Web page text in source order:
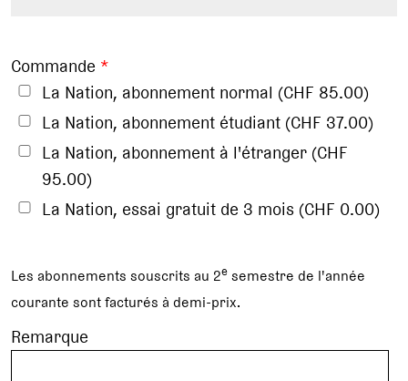
Commande *
La Nation, abonnement normal (CHF 85.00)
La Nation, abonnement étudiant (CHF 37.00)
La Nation, abonnement à l'étranger (CHF
95.00)
La Nation, essai gratuit de 3 mois (CHF 0.00)
Les abonnements souscrits au 2e semestre de l'année
courante sont facturés à demi-prix.
Remarque